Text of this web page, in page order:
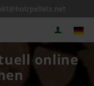
online